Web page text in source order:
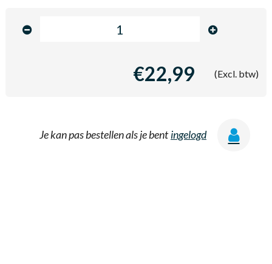
€22,99 (Excl. btw)
Je kan pas bestellen als je bent ingelogd